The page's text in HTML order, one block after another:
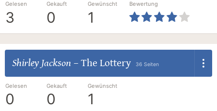
Gelesen
3
Gekauft
0
Gewünscht
1
Bewertung
Shirley Jackson – The Lottery 36 Seiten
Gelesen
0
Gekauft
0
Gewünscht
1